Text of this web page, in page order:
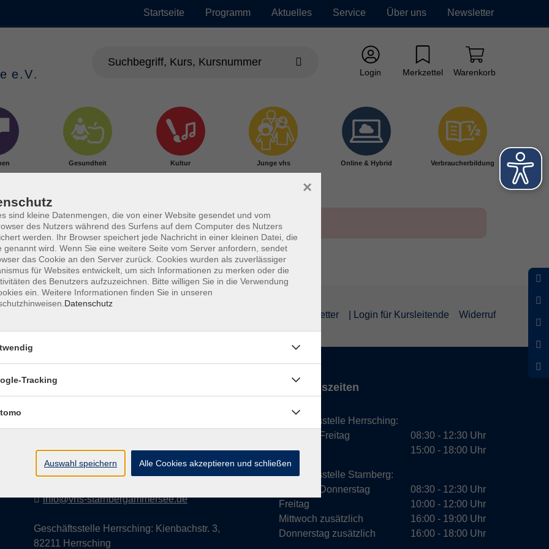
Startseite Programm Aktuelles Service Über uns Newsletter
Login Merkzettel Warenkorb
Gesundheit Kultur Junge vhs Online & Hybrid Verbraucherbildung
Newsletter | Login für Kursleitende Widerruf
Kontakt
Geschäftsstelle Starnberg: Bahnhofplatz 14,
info@vhs-starnbergammersee.de
Geschäftsstelle Herrsching: Kienbachstr. 3,
82211 Herrsching
Öffnungszeiten
Geschäftsstelle Herrsching:
Montag - Freitag
Dienstag
08:30 - 12:30 Uhr
15:00 - 18:00 Uhr
Geschäftsstelle Starnberg:
Montag - Donnerstag
Freitag
Mittwoch zusätzlich
Donnerstag zusätzlich
08:30 - 12:30 Uhr
10:00 - 12:00 Uhr
16:00 - 19:00 Uhr
16:00 - 18:00 Uhr
sind kleine Datenmengen, die von einer Website gesendet und vom
des Nutzers während des Surfens auf dem Computer des Nutzers
werden. Ihr Browser speichert jede Nachricht in einer kleinen Datei, die
genannt wird. Wenn Sie eine weitere Seite vom Server anfordern, sendet
das Cookie an den Server zurück. Cookies wurden als zuverlässiger
für Websites entwickelt, um sich Informationen zu merken oder die
des Benutzers aufzuzeichnen. Bitte willigen Sie in die Verwendung
ein. Weitere Informationen finden Sie in unseren
Datenschutz
×
Tracking
Auswahl speichern Alle Cookies akzeptieren und schließen